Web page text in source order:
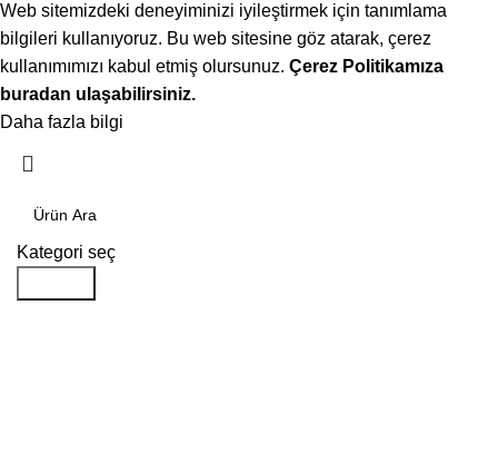
Web sitemizdeki deneyiminizi iyileştirmek için tanımlama
bilgileri kullanıyoruz. Bu web sitesine göz atarak, çerez
kullanımımızı kabul etmiş olursunuz. Çerez Politikamıza
buradan ulaşabilirsiniz.
Daha fazla bilgi
Kategori seç